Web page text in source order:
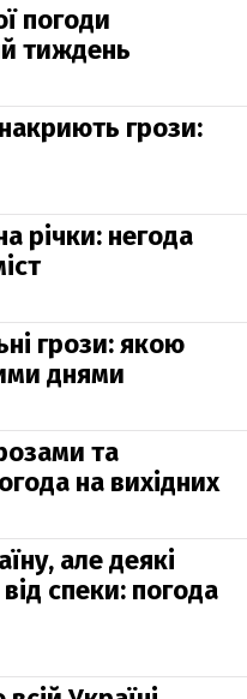
погоди
тиждень
грози:
річки: негода
грози: якою
днями
та
на вихідних
але деякі
спеки: погода